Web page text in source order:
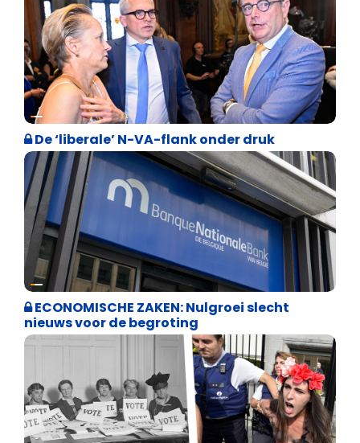
Binnenland politiek
De ‘liberale’ N-VA-flank onder druk
Binnenland politiek
ECONOMISCHE ZAKEN: Nulgroei slecht
nieuws voor de begroting